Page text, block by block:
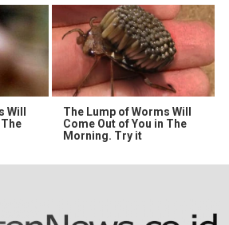
Will
The
The Lump of Worms Will
Come Out of You in The
Morning. Try it